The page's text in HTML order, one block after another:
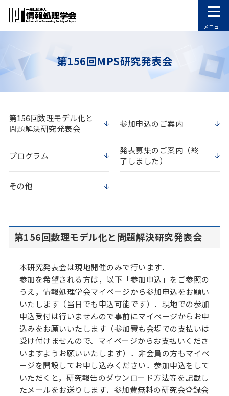
メニュー
第156回MPS研究発表会
第156回数理モデル化と
問題解決研究発表会
参加申込のご案内
プログラム
発表募集のご案内（終
了しました）
その他
第156回数理モデル化と問題解決研究発表会
本研究発表会は現地開催のみで行います．
参加を希望される方は，以下「参加申込」をご参照の
うえ，情報処理学会マイページから参加申込をお願い
いたします（当日でも申込可能です）．現地での参加
申込受付は行いませんので事前にマイページからお申
込みをお願いいたします（参加費も会場での支払いは
受け付けませんので、マイページからお支払いくださ
いますようお願いいたします）．非会員の方もマイペ
ージを開設してお申し込みください．参加申込をして
いただくと，研究報告のダウンロード方法等を記載し
たメールをお送りします．参加費無料の研究会登録会